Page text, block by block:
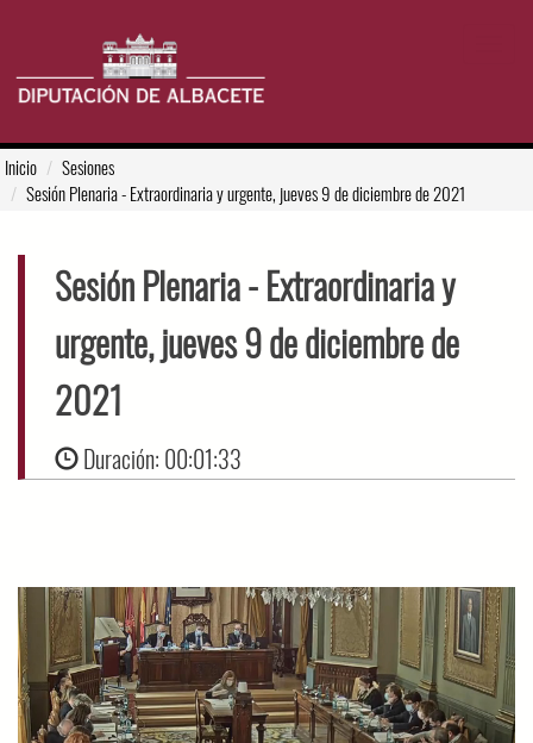
Inicio
Sesiones
Sesión Plenaria- Extraordinaria y urgente, jueves 9 de diciembre de 2021
Sesión Plenaria- Extraordinaria y
urgente, jueves 9 de diciembre de
2021
Duración: 00:01:33